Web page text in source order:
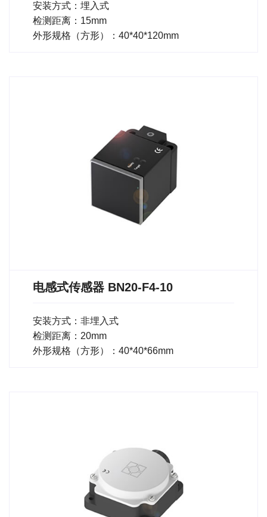
安装方式：埋入式
检测距离：15mm
外形规格（方形）：40*40*120mm
电感式传感器 BN20-F4-10
安装方式：非埋入式
检测距离：20mm
外形规格（方形）：40*40*66mm